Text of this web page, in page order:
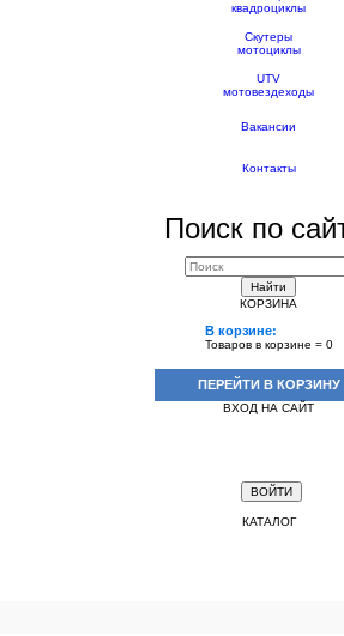
квадроциклы
Скутеры
мотоциклы
UTV
мотовездеходы
Вакансии
Контакты
Поиск по
Найти
КОРЗИНА
В корзине:
Товаров в корзине = 0
ПЕРЕЙТИ В КОРЗИНУ
ВХОД НА САЙТ
КАТАЛОГ